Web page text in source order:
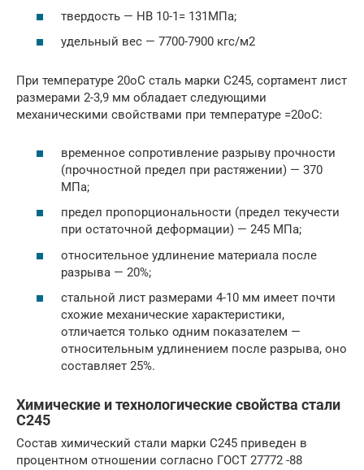
твердость — НВ 10-1= 131МПа;
удельный вес — 7700-7900 кгс/м2
При температуре 20оС сталь марки С245, сортамент лист
размерами 2-3,9 мм обладает следующими
механическими свойствами при температуре =20оС:
временное сопротивление разрыву прочности
(прочностной предел при растяжении) — 370
МПа;
предел пропорциональности (предел текучести
при остаточной деформации) — 245 МПа;
относительное удлинение материала после
разрыва — 20%;
стальной лист размерами 4-10 мм имеет почти
схожие механические характеристики,
отличается только одним показателем —
относительным удлинением после разрыва, оно
составляет 25%.
Химические и технологические свойства стали
С245
Состав химический стали марки С245 приведен в
процентном отношении согласно ГОСТ 27772 -88